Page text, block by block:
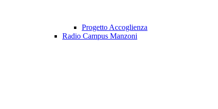
Progetto Accoglienza
Radio Campus Manzoni